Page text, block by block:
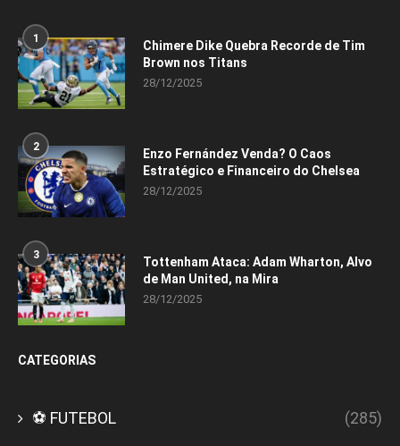
1
Chimere Dike Quebra Recorde de Tim
Brown nos Titans
28/12/2025
2
Enzo Fernández Venda? O Caos
Estratégico e Financeiro do Chelsea
28/12/2025
3
Tottenham Ataca: Adam Wharton, Alvo
de Man United, na Mira
28/12/2025
CATEGORIAS
⚽ FUTEBOL (285)